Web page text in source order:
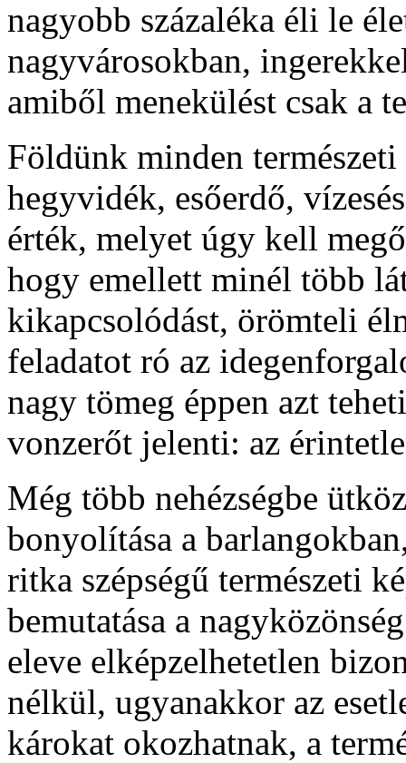
nagyobb százaléka éli le
nagyvárosokban,
amiből menekülést csak a
Földünk minden
hegyvidék, esőerdő,
érték, melyet úgy kell
hogy emellett minél több
kikapcsolódást, örömteli
feladatot ró az
nagy tömeg éppen azt
vonzerőt jelenti: az
Még több nehézségbe
bonyolítása a
ritka szépségű természeti
bemutatása a
eleve elképzelhetetlen
nélkül, ugyanakkor az
károkat okozhatnak, a